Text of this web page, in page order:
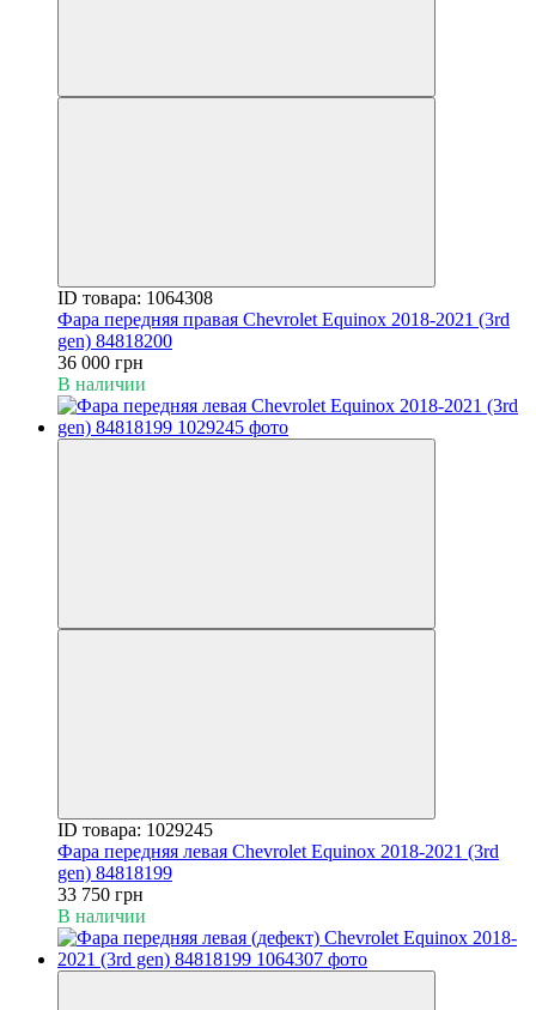
ID товара: 1064308
Фара передняя правая Chevrolet Equinox 2018-2021 (3rd
gen) 84818200
36 000 грн
В наличии
ID товара: 1029245
Фара передняя левая Chevrolet Equinox 2018-2021 (3rd
gen) 84818199
33 750 грн
В наличии